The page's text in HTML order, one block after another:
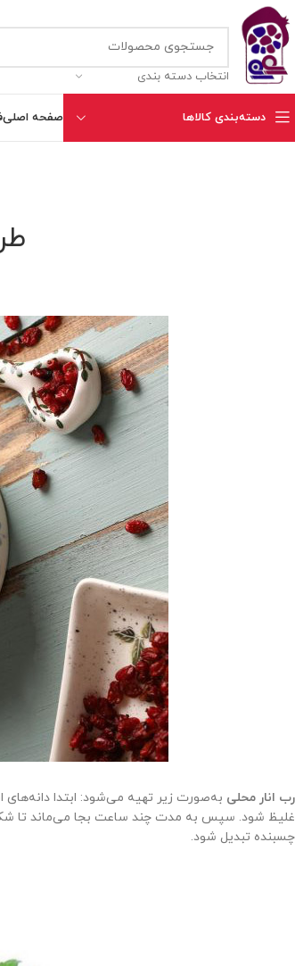
انتخاب دسته بندی
دسته‌بندی کالاها صفحه اصلی
رب انار محلی به‌صورت زیر تهیه می‌شود: ابتدا
غلیظ شود. سپس به مدت چند ساعت بجا می‌ماند تا شکر
چسبنده تبدیل شود.